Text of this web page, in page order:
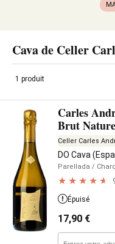
Cava de Celler
1 produit
Carles
Brut
Celler Carles
DO Cava
Parellada /
Épuisé
17,90 €